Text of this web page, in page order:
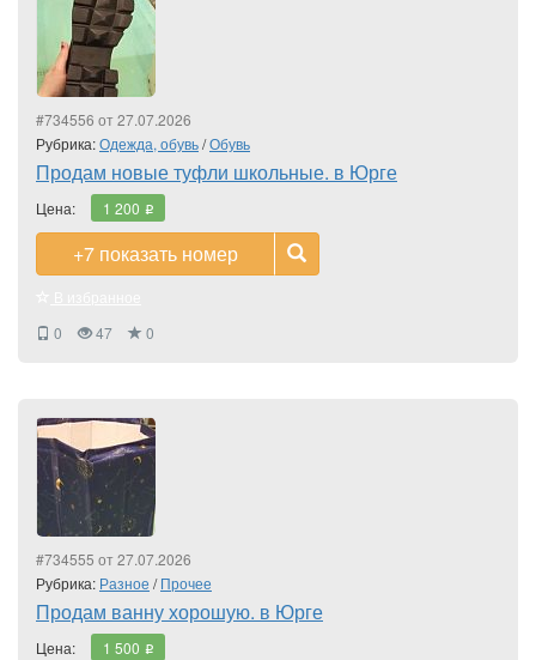
#734556 от 27.07.2026
Рубрика:Одежда, обувь/Обувь
Продам новые туфли школьные. в Юрге
Цена: 1 200 i
+7 показать номер
0
47 0
#734555 от 27.07.2026
Рубрика: Разное /Прочее
Продам ванну хорошую. в Юрге
Цена: 1 500 i